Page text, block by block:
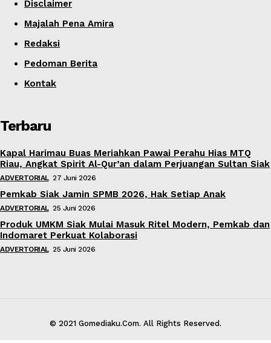
Disclaimer
Majalah Pena Amira
Redaksi
Pedoman Berita
Kontak
Terbaru
Kapal Harimau Buas Meriahkan Pawai Perahu Hias MTQ
Riau, Angkat Spirit Al-Qur’an dalam Perjuangan Sultan Siak
ADVERTORIAL 27 Juni 2026
Pemkab Siak Jamin SPMB 2026, Hak Setiap Anak
ADVERTORIAL 25 Juni 2026
Produk UMKM Siak Mulai Masuk Ritel Modern, Pemkab dan
Indomaret Perkuat Kolaborasi
ADVERTORIAL 25 Juni 2026
© 2021 Gomediaku.Com. All Rights Reserved.